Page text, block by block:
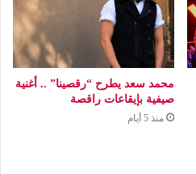
محمد سعد يطرح “رقصينا” .. أغنية
صيفية بإيقاعات راقصة
منذ 5 أيام